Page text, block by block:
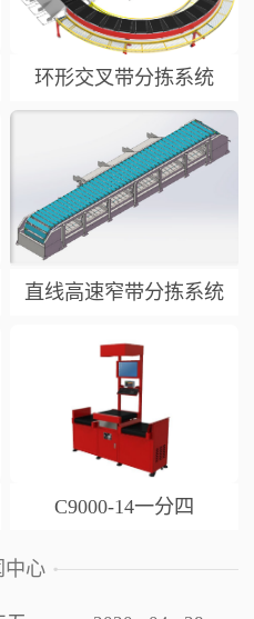
环形交叉带分拣系统
直线高速窄带分拣系统
C9000-14一分四
中心